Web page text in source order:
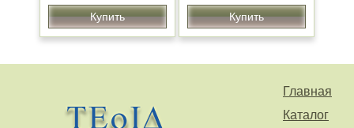
Купить Купить
Главная
Каталог